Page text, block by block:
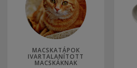
MACSKATÁPOK
IVARTALANÍTOTT
MACSKÁKNAK